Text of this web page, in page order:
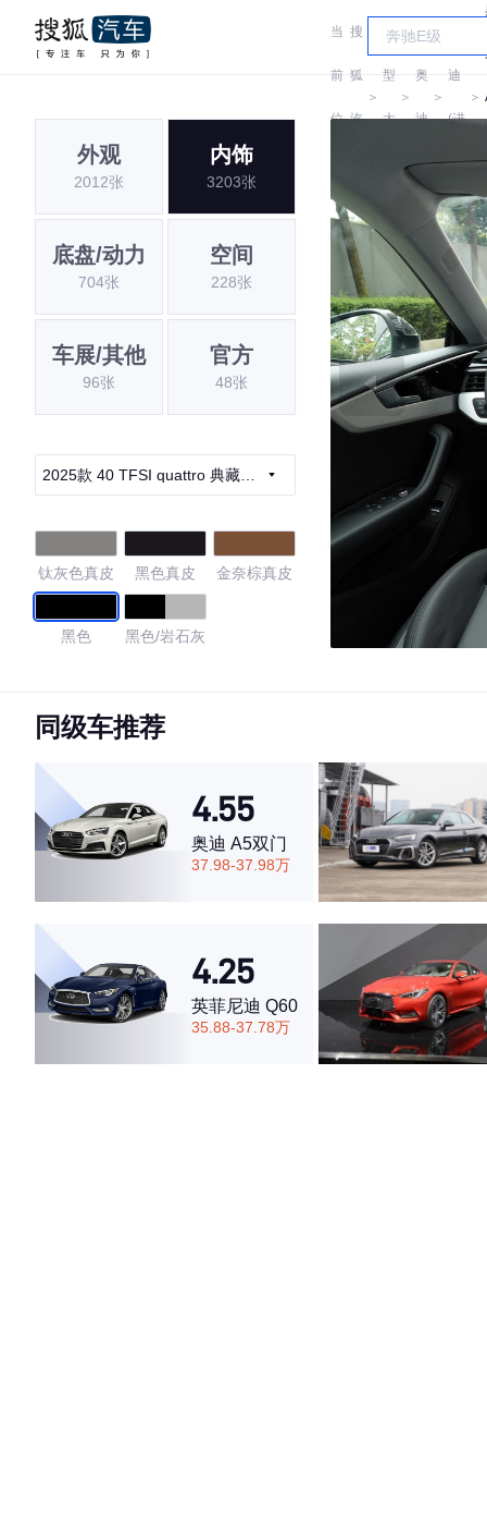
当
前
位
搜
狐
汽
＞
车
型
大
＞
奥
迪
＞
迪
(进
口)
＞
外观
2012张
内饰
3203张
底盘/动力
704张
空间
228张
车展/其他
96张
官方
48张
2025款 40 TFSI quattro 典藏版
钛灰色真皮 黑色真皮 金奈棕真皮
黑色 黑色/岩石灰
4.46
·外观表现较为优秀，优于51%同级车
·内饰表现较为优秀，优于62%同级车
·空间表现较为优秀，优于68%同级车
同级车推荐
4.55
奥迪 A5双门
37.98-37.98万
4.25
英菲尼迪 Q60
35.88-37.78万